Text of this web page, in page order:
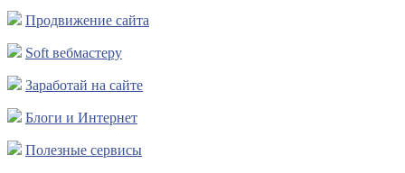
Продвижение сайта
Soft вебмастеру
Заработай на сайте
Блоги и Интернет
Полезные сервисы